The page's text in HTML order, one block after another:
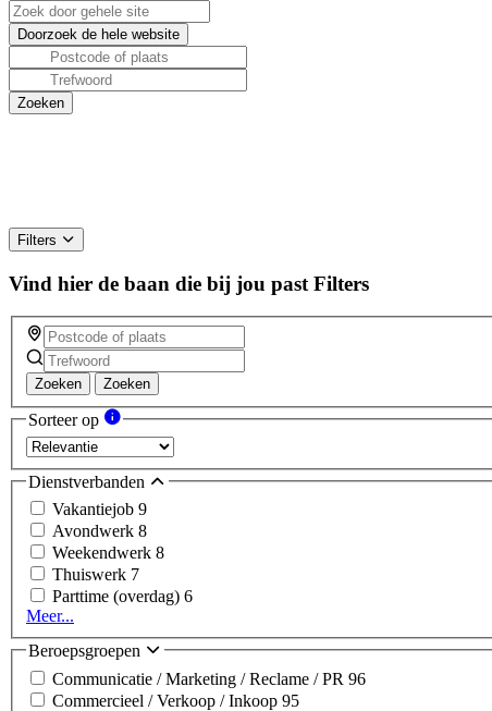
Filters
Vind hier de baan die bij jou past Filters
Zoeken Zoeken
Sorteer op
Dienstverbanden
Vakantiejob 9
Avondwerk 8
Weekendwerk 8
Thuiswerk 7
Parttime (overdag) 6
Meer...
Beroepsgroepen
Communicatie / Marketing / Reclame / PR 96
Commercieel / Verkoop / Inkoop 95